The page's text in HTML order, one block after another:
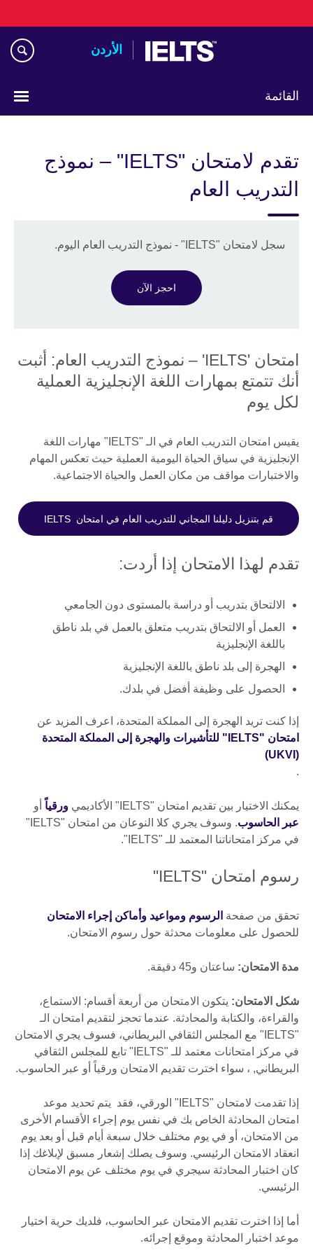
to
الأردن
القائمة
تقدم لامتحان "IELTS" – نموذج
التدريب العام
سجل لامتحان "IELTS" - نموذج التدريب العام اليوم.
احجز الآن
امتحان 'IELTS' – نموذج التدريب العام: أثبت
أنك تتمتع بمهارات اللغة الإنجليزية العملية
لكل يوم
يقيس امتحان التدريب العام في الـ "IELTS" مهارات اللغة
الإنجليزية في سياق الحياة اليومية العملية حيث تعكس المهام
والاختبارات مواقف من مكان العمل والحياة الاجتماعية.
قم بتنزيل دليلنا المجاني للتدريب العام في امتحان IELTS
تقدم لهذا الامتحان إذا أردت:
الالتحاق بتدريب أو دراسة بالمستوى دون الجامعي
العمل أو الالتحاق بتدريب متعلق بالعمل في بلد ناطق
باللغة الإنجليزية
الهجرة إلى بلد ناطق باللغة الإنجليزية
الحصول على وظيفة أفضل في بلدك.
إذا كنت تريد الهجرة إلى المملكة المتحدة، اعرف المزيد عن
امتحان "IELTS" للتأشيرات والهجرة إلى المملكة المتحدة
(UKVI)
.
يمكنك الاختيار بين تقديم امتحان "IELTS" الأكاديمي ورقياً أو
عبر الحاسوب
. وسوف يجري كلا النوعان من امتحان "IELTS"
في مركز امتحاناتنا المعتمد للـ "IELTS".
رسوم امتحان "IELTS"
تحقق من صفحة الرسوم ومواعيد وأماكن إجراء الامتحان
للحصول على معلومات محدثة حول رسوم الامتحان.
مدة الامتحان: ساعتان و45 دقيقة.
شكل الامتحان: يتكون الامتحان من أربعة أقسام: الاستماع،
والقراءة، والكتابة والمحادثة. عندما تحجز لتقديم امتحان الـ
"IELTS" مع المجلس الثقافي البريطاني، فسوف يجري الامتحان
في مركز امتحانات معتمد للـ "IELTS" تابع للمجلس الثقافي
البريطاني, ، سواء اخترت تقديم الامتحان ورقياً أو عبر الحاسوب.
إذا تقدمت لامتحان "IELTS" الورقي، فقد يتم تحديد موعد
امتحان المحادثة الخاص بك في نفس يوم إجراء الأقسام الأخرى
من الامتحان، أو في يوم مختلف خلال سبعة أيام قبل أو بعد يوم
انعقاد الامتحان الرئيسي. وسوف يصلك إشعار مسبق لإبلاغك إذا
كان اختبار المحادثة سيجري في يوم مختلف عن يوم الامتحان
الرئيسي.
أما إذا اخترت تقديم الامتحان عبر الحاسوب، فلديك حرية اختيار
موعد اختبار المحادثة وموقع إجرائه.